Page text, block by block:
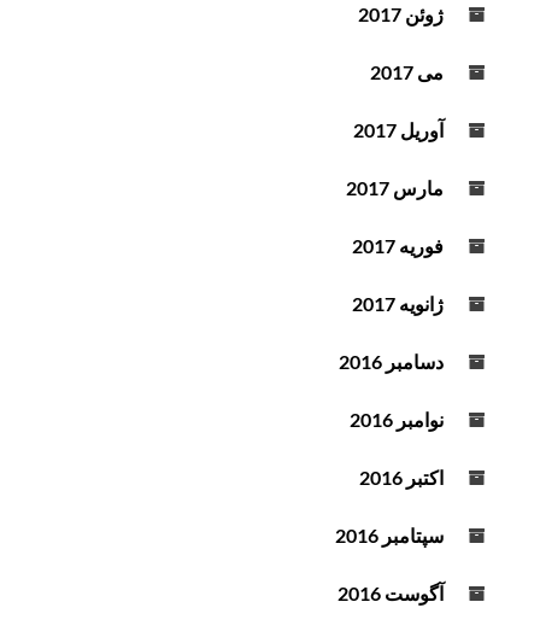
ژوئن 2017
می 2017
آوریل 2017
مارس 2017
فوریه 2017
ژانویه 2017
دسامبر 2016
نوامبر 2016
اکتبر 2016
سپتامبر 2016
آگوست 2016